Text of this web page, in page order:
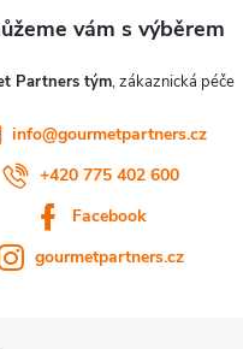
Partners tým
info@gourmetpartners.cz
+420 775 402 600
Facebook
gourmetpartners.cz